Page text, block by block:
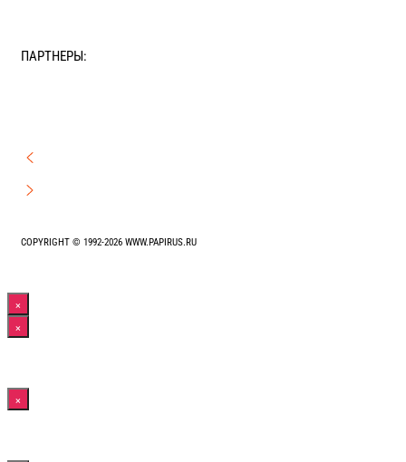
ПАРТНЕРЫ:
COPYRIGHT © 1992-2026 WWW.PAPIRUS.RU
Прокрутка
вверх
×
×
×